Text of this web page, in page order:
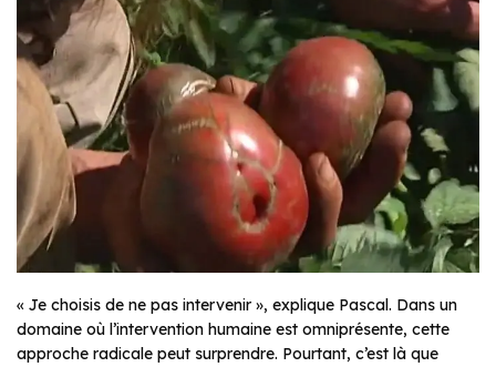
« Je choisis de ne pas intervenir », explique Pascal. Dans un
domaine où l’intervention humaine est omniprésente, cette
approche radicale peut surprendre. Pourtant, c’est là que